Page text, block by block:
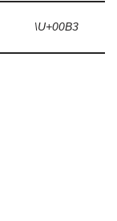
\U+00B3